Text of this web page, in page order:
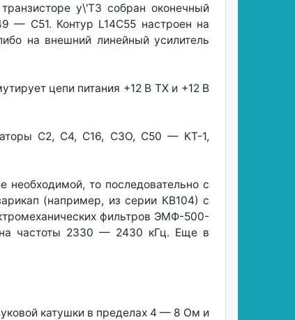
у\'ТЗ собран оконечный
— С51. Контур L14C55 настроен на
на внешний линейный усилитель
цепи питания +12 В ТХ и +12 В
С2, С4, С16, СЗО, С50 — КТ-1,
то последовательно с
(например, из серии КВ104) с
фильтров ЭМФ-500-
частоты 2330 — 2430 кГц. Еще в
катушки в пределах 4 — 8 Ом и